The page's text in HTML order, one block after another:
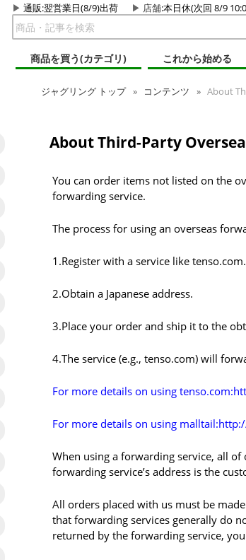
通販:翌営業日(8/9)出荷 店舗:本日休(次回 8/9
商品を買う(カテゴリ)
これから始める
ジャグリングトップ コンテンツ About
About Third-Party
You can order items not listed on the
forwarding service.
The process for using an overseas
1.Register with a service like tenso.com.
2.Obtain a Japanese address.
3.Place your order and ship it to the
4.The service (e.g., tenso.com) will
For more details on using
For more details on using
When using a forwarding service, all
forwarding service’s address is the
All orders placed with us must be
that forwarding services generally do
returned by the forwarding service,